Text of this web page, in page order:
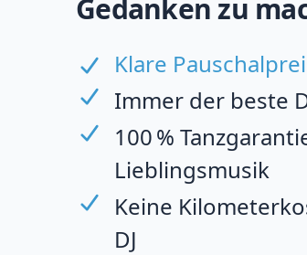
Gedanken zu
Klare
Immer der beste
100 %
Lieblingsmusik
Keine
DJ